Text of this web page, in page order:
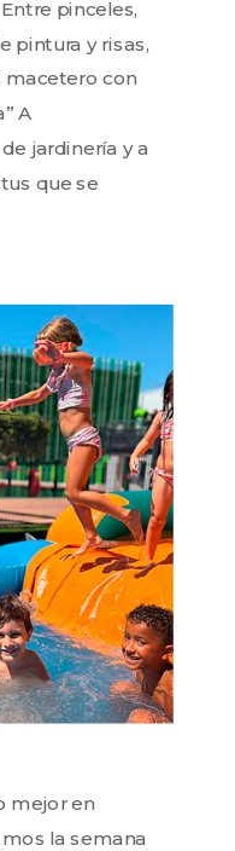
pinceles,
pintura y risas,
macetero con
A
jardinería y a
que se
mejor en
la semana